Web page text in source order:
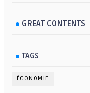
GREAT CONTENTS
TAGS
ÉCONOMIE